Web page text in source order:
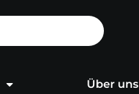
Über uns